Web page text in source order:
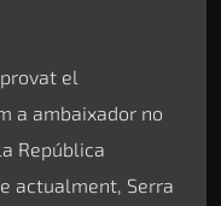
el
a ambaixador no
República
actualment, Serra